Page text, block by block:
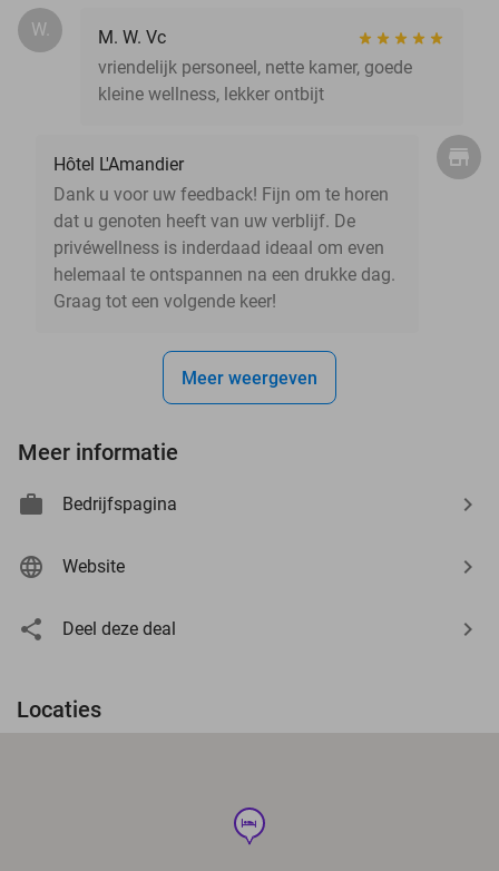
W.
M. W. Vc
vriendelijk personeel, nette kamer, goede
kleine wellness, lekker ontbijt
Hôtel L'Amandier
Dank u voor uw feedback! Fijn om te horen
dat u genoten heeft van uw verblijf. De
privéwellness is inderdaad ideaal om even
helemaal te ontspannen na een drukke dag.
Graag tot een volgende keer!
Meer weergeven
Meer informatie
Bedrijfspagina
Website
Deel deze deal
Locaties
hotel